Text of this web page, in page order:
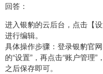
回答：
进入银豹的云后台，点击【
进行编辑。
具体操作步骤：登录银豹官
的“设置”，再点击“账户管理
之后保存即可。